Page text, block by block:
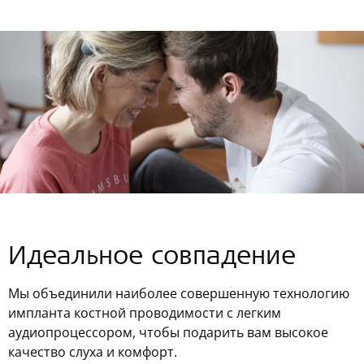
Идеальное совпадение
Мы объединили наиболее совершенную технологию
импланта костной проводимости с легким
аудиопроцессором, чтобы подарить вам высокое
качество слуха и комфорт.